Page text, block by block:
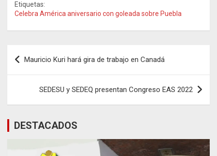
Etiquetas:
Celebra América aniversario con goleada sobre Puebla
Navegación
de
entradas
Mauricio Kuri hará gira de trabajo en Canadá
SEDESU y SEDEQ presentan Congreso EAS 2022
DESTACADOS